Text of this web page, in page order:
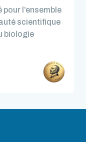
l’ensemble
scientifique
biologie